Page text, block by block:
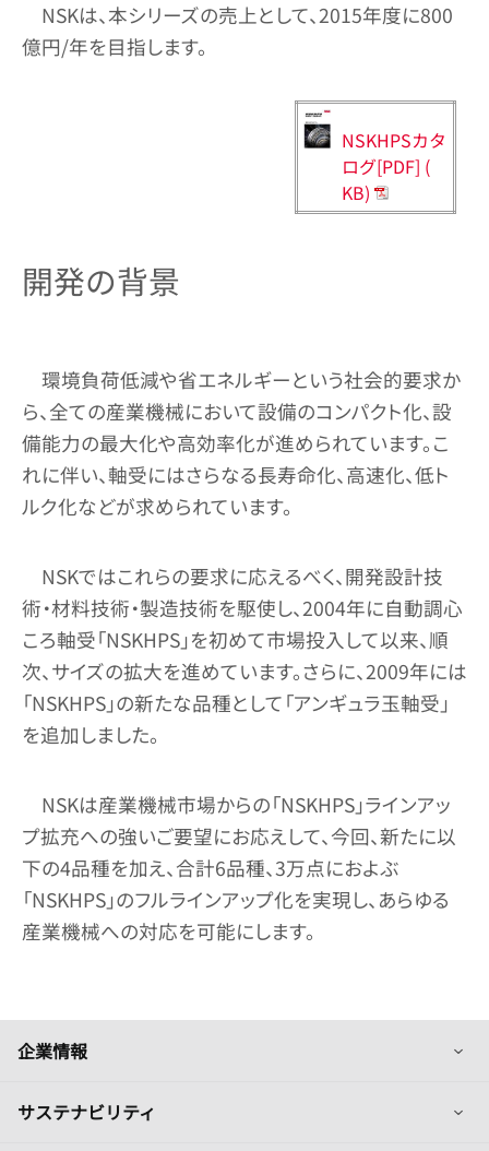
NSKは、本シリーズの売上として、2015年度に800
億円/年を目指します。
NSKHPSカタ
ログ[PDF] (
KB)
開発の背景
環境負荷低減や省エネルギーという社会的要求か
ら、全ての産業機械において設備のコンパクト化、設
備能力の最大化や高効率化が進められています。こ
れに伴い、軸受にはさらなる長寿命化、高速化、低ト
ルク化などが求められています。
NSKではこれらの要求に応えるべく、開発設計技
術・材料技術・製造技術を駆使し、2004年に自動調心
ころ軸受「NSKHPS」を初めて市場投入して以来、順
次、サイズの拡大を進めています。さらに、2009年には
「NSKHPS」の新たな品種として「アンギュラ玉軸受」
を追加しました。
NSKは産業機械市場からの「NSKHPS」ラインアッ
プ拡充への強いご要望にお応えして、今回、新たに以
下の4品種を加え、合計6品種、3万点におよぶ
「NSKHPS」のフルラインアップ化を実現し、あらゆる
産業機械への対応を可能にします。
企業情報 列
サステナビリティ 列